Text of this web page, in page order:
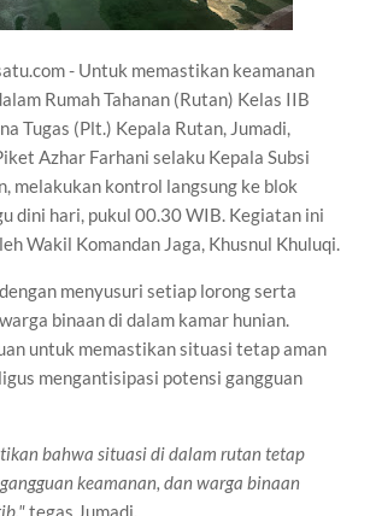
- Untuk memastikan keamanan
Rumah Tahanan (Rutan) Kelas IIB
Tugas (Plt.) Kepala Rutan, Jumadi,
Azhar Farhani selaku Kepala Subsi
melakukan kontrol langsung ke blok
dini hari, pukul 00.30 WIB. Kegiatan ini
Wakil Komandan Jaga, Khusnul Khuluqi.
menyusuri setiap lorong serta
binaan di dalam kamar hunian.
untuk memastikan situasi tetap aman
mengantisipasi potensi gangguan
bahwa situasi di dalam rutan tetap
keamanan, dan warga binaan
tegas Jumadi.